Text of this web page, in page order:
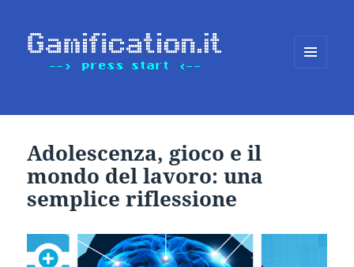
Adolescenza, gioco e il
mondo del lavoro: una
semplice riflessione